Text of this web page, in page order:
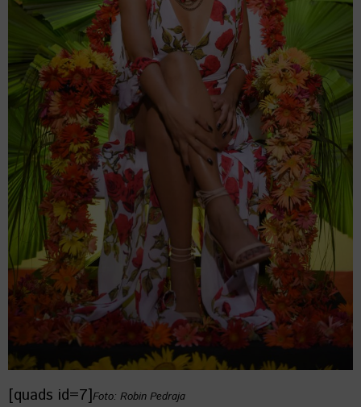
[quads id=7]Foto: Robin Pedraja